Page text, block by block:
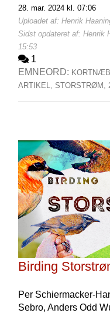
28. mar. 2024 kl. 07:06
Uploadet af: Henrik
Sidst opdateret af: Henrik
15:53
1
EMNEORD:
ARTIKEL, STORSTRØM,
Birding
Per Schiermacker-
Sebro, Anders Odd